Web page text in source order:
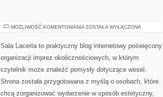
MOŻLIWOŚĆ KOMENTOWANIA BUDŻET
ZOSTAŁA WYŁĄCZONA
Sala Lacerta to praktyczny blog internetowy poświęcony
organizacji imprez okolicznościowych, w którym
czytelnik może znaleźć pomysły dotyczące wesel.
Strona została przygotowana z myślą o osobach, które
chcą zorganizować wydarzenie w sposób estetyczny,